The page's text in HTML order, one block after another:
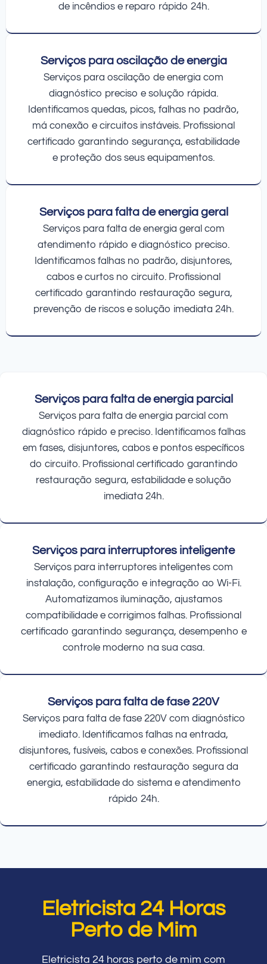
de incêndios e reparo rápido 24h.
Serviços para oscilação de energia
Serviços para oscilação de energia com
diagnóstico preciso e solução rápida.
Identificamos quedas, picos, falhas no padrão,
má conexão e circuitos instáveis. Profissional
certificado garantindo segurança, estabilidade
e proteção dos seus equipamentos.
Serviços para falta de energia geral
Serviços para falta de energia geral com
atendimento rápido e diagnóstico preciso.
Identificamos falhas no padrão, disjuntores,
cabos e curtos no circuito. Profissional
certificado garantindo restauração segura,
prevenção de riscos e solução imediata 24h.
Serviços para falta de energia parcial
Serviços para falta de energia parcial com
diagnóstico rápido e preciso. Identificamos falhas
em fases, disjuntores, cabos e pontos específicos
do circuito. Profissional certificado garantindo
restauração segura, estabilidade e solução
imediata 24h.
Serviços para interruptores inteligente
Serviços para interruptores inteligentes com
instalação, configuração e integração ao Wi-Fi.
Automatizamos iluminação, ajustamos
compatibilidade e corrigimos falhas. Profissional
certificado garantindo segurança, desempenho e
controle moderno na sua casa.
Serviços para falta de fase 220V
Serviços para falta de fase 220V com diagnóstico
imediato. Identificamos falhas na entrada,
disjuntores, fusíveis, cabos e conexões. Profissional
certificado garantindo restauração segura da
energia, estabilidade do sistema e atendimento
rápido 24h.
Eletricista 24 Horas
Perto de Mim
Eletricista 24 horas perto de mim com